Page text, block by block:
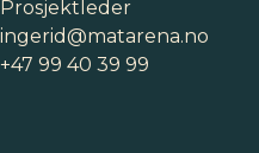
Prosjektleder
ingerid@matarena.no
+47 99 40 39 99